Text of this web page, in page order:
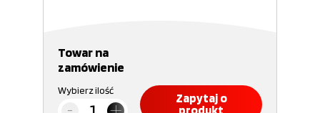
Towar na
zamówienie
Wybierz ilość
Zapytaj o
produkt